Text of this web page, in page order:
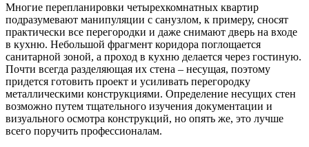
Многие перепланировки четырехкомнатных квартир
подразумевают манипуляции с санузлом, к примеру, сносят
практически все перегородки и даже снимают дверь на входе
в кухню. Небольшой фрагмент коридора поглощается
санитарной зоной, а проход в кухню делается через гостиную.
Почти всегда разделяющая их стена – несущая, поэтому
придется готовить проект и усиливать перегородку
металлическими конструкциями. Определение несущих стен
возможно путем тщательного изучения документации и
визуального осмотра конструкций, но опять же, это лучше
всего поручить профессионалам.